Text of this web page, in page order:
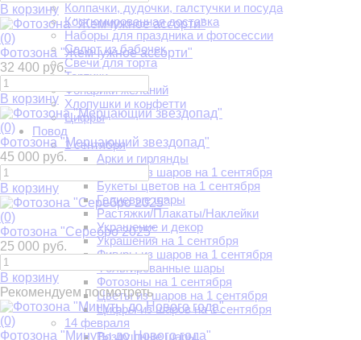
Колпачки, дудочки, галстучки и посуда
Костюмированная доставка
Наборы для праздника и фотосессии
Салют из бабочек
Свечи для торта
Тортики
Фонарики желаний
Хлопушки и конфетти
Цифры
Повод
1 сентября
Арки и гирлянды
Букеты из шаров на 1 сентября
Букеты цветов на 1 сентября
Гелиевые шары
Растяжки/Плакаты/Наклейки
Украшение и декор
Украшения на 1 сентября
Фигуры из шаров на 1 сентября
Фольгированные шары
Фотозоны на 1 сентября
Цветы из шаров на 1 сентября
Цифры из шаров на 1 сентября
14 февраля
Воздушные шары
В корзину
(0)
Фотозона "Жемчужное ассорти"
32 400 руб.
В корзину
(0)
Фотозона "Мерцающий звездопад"
45 000 руб.
В корзину
(0)
Фотозона "Серебро 2025"
25 000 руб.
В корзину
Рекомендуем посмотреть
(0)
Фотозона "Минуты до Нового года"